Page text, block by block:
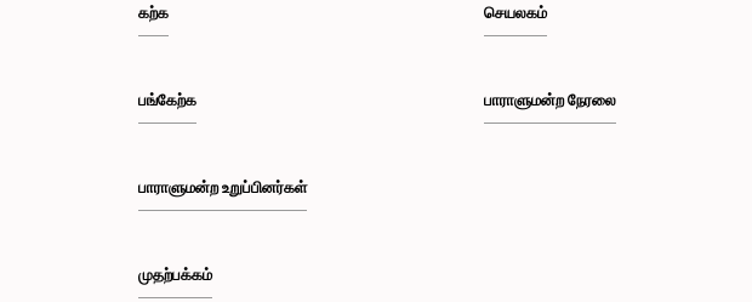
கற்க
பங்கேற்க
பாராளுமன்ற உறுப்பினர்கள்
முதற்பக்கம்
செயலகம்
பாராளுமன்ற நேரலை